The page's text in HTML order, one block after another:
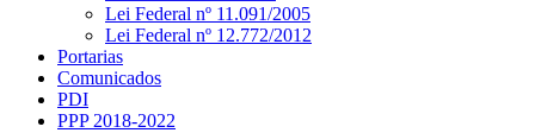
Lei Federal nº 11.091/2005
Lei Federal nº 12.772/2012
Portarias
Comunicados
PDI
PPP 2018-2022